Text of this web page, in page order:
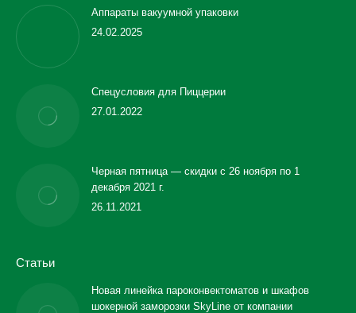
Аппараты вакуумной упаковки
24.02.2025
Спецусловия для Пиццерии
27.01.2022
Черная пятница — скидки с 26 ноября по 1
декабря 2021 г.
26.11.2021
Статьи
Новая линейка пароконвектоматов и шкафов
шокерной заморозки SkyLine от компании